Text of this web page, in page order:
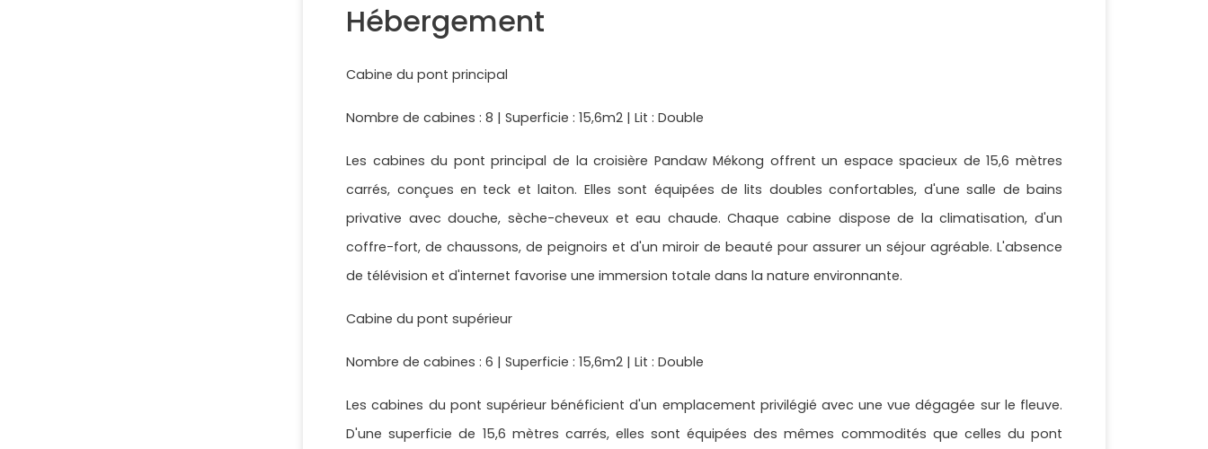
Hébergement
Cabine du pont principal
Nombre de cabines : 8 | Superficie : 15,6m2 | Lit : Double
Les cabines du pont principal de la croisière Pandaw Mékong offrent un espace spacieux de 15,6 mètres
carrés, conçues en teck et laiton. Elles sont équipées de lits doubles confortables, d'une salle de bains
privative avec douche, sèche-cheveux et eau chaude. Chaque cabine dispose de la climatisation, d'un
coffre-fort, de chaussons, de peignoirs et d'un miroir de beauté pour assurer un séjour agréable. L'absence
de télévision et d'internet favorise une immersion totale dans la nature environnante.
Cabine du pont supérieur
Nombre de cabines : 6 | Superficie : 15,6m2 | Lit : Double
Les cabines du pont supérieur bénéficient d'un emplacement privilégié avec une vue dégagée sur le fleuve.
D'une superficie de 15,6 mètres carrés, elles sont équipées des mêmes commodités que celles du pont